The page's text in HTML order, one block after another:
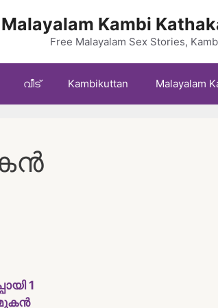
Malayalam Kambi
Free Malayalam Sex Stories,
വീട് Kambikuttan Malayalam
1